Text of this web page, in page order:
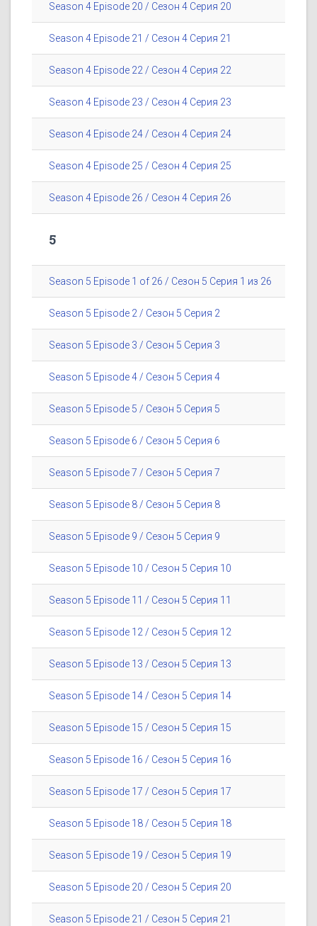
Season 4 Episode 20 / Сезон 4 Серия 20
Season 4 Episode 21 / Сезон 4 Серия 21
Season 4 Episode 22 / Сезон 4 Серия 22
Season 4 Episode 23 / Сезон 4 Серия 23
Season 4 Episode 24 / Сезон 4 Серия 24
Season 4 Episode 25 / Сезон 4 Серия 25
Season 4 Episode 26 / Сезон 4 Серия 26
5
Season 5 Episode 1 of 26 / Сезон 5 Серия 1 из 26
Season 5 Episode 2 / Сезон 5 Серия 2
Season 5 Episode 3 / Сезон 5 Серия 3
Season 5 Episode 4 / Сезон 5 Серия 4
Season 5 Episode 5 / Сезон 5 Серия 5
Season 5 Episode 6 / Сезон 5 Серия 6
Season 5 Episode 7 / Сезон 5 Серия 7
Season 5 Episode 8 / Сезон 5 Серия 8
Season 5 Episode 9 / Сезон 5 Серия 9
Season 5 Episode 10 / Сезон 5 Серия 10
Season 5 Episode 11 / Сезон 5 Серия 11
Season 5 Episode 12 / Сезон 5 Серия 12
Season 5 Episode 13 / Сезон 5 Серия 13
Season 5 Episode 14 / Сезон 5 Серия 14
Season 5 Episode 15 / Сезон 5 Серия 15
Season 5 Episode 16 / Сезон 5 Серия 16
Season 5 Episode 17 / Сезон 5 Серия 17
Season 5 Episode 18 / Сезон 5 Серия 18
Season 5 Episode 19 / Сезон 5 Серия 19
Season 5 Episode 20 / Сезон 5 Серия 20
Season 5 Episode 21 / Сезон 5 Серия 21